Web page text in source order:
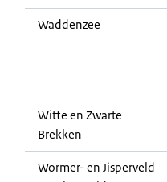
Waddenzee
Witte en Zwarte
Brekken
Wormer- en Jisperveld